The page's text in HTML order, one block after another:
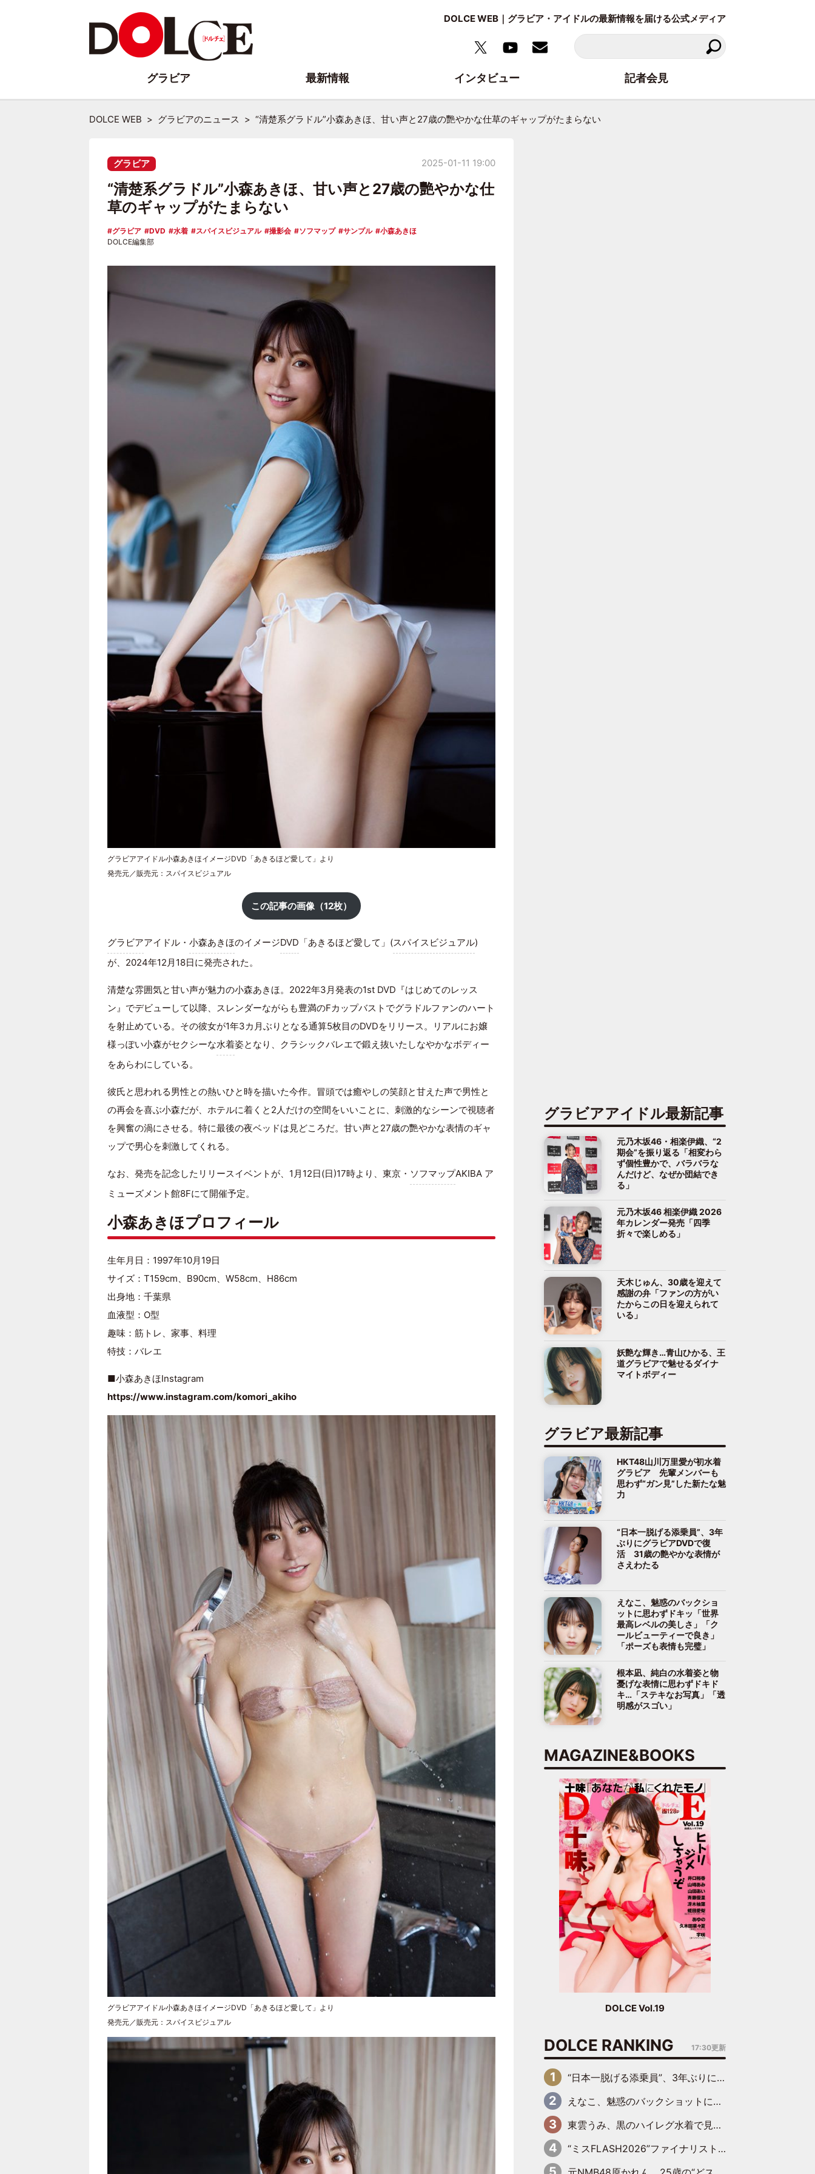
DOLCE WEB｜グラビア・アイドルの最新情報を届ける公式メディア
DOLCE WEB グラビアのニュース “清楚系グラドル”小森あきほ、甘い声と27歳の艷やかな仕草のギャップがたまらない
グラビア 2025-01-11 19:00
“清楚系グラドル”小森あきほ、甘い声と27歳の艷やかな仕
草のギャップがたまらない
グラビア DVD 水着 スパイスビジュアル 撮影会 ソフマップ サンプル
小森あきほ
DOLCE編集部
グラビアアイドル小森あきほイメージDVD「あきるほど愛して」より
発売元／販売元：スパイスビジュアル
この記事の画像（12枚）
グラビアアイドル・ 小森あきほのイメージDVD 「あきるほど愛して」(スパイスビジュアル)
が、2024年12月18日に発売された。
清楚な雰囲気と甘い声が魅力の小森あきほ。2022年3月発表の1st DVD『はじめてのレッス
ン』でデビューして以降、スレンダーながらも豊満のFカップバストでグラドルファンのハート
を射止めている。その彼女が1年3カ月ぶりとなる通算5枚目のDVDをリリース。リアルにお嬢
様っぽい小森がセクシーな水着姿となり、クラシックバレエで鍛え抜いたしなやかなボディー
をあらわにしている。
彼氏と思われる男性との熱いひと時を描いた今作。冒頭では癒やしの笑顔と甘えた声で男性と
の再会を喜ぶ小森だが、ホテルに着くと2人だけの空間をいいことに、刺激的なシーンで視聴者
を興奮の渦にさせる。特に最後の夜ベッドは見どころだ。甘い声と27歳の艷やかな表情のギャ
ップで男心を刺激してくれる。
なお、発売を記念したリリースイベントが、1月12日(日)17時より、東京・ ソフマップAKIBA ア
ミューズメント館8Fにて開催予定。
小森あきほプロフィール
生年月日：1997年10月19日
サイズ：T159cm、B90cm、W58cm、H86cm
出身地：千葉県
血液型：O型
趣味：筋トレ、家事、料理
特技：バレエ
■小森あきほInstagram
https://www.instagram.com/komori_akiho
グラビアアイドル小森あきほイメージDVD「あきるほど愛して」より
発売元／販売元：スパイスビジュアル
グラビアアイドル最新記事
元乃木坂46・相楽伊織、“2
期会”を振り返る「相変わら
ず個性豊かで、バラバラな
んだけど、なぜか団結でき
る」
元乃木坂46 相楽伊織 2026
年カレンダー発売「四季
折々で楽しめる」
天木じゅん、30歳を迎えて
感謝の弁「ファンの方がい
たからこの日を迎えられて
いる」
妖艶な輝き…青山ひかる、王
道グラビアで魅せるダイナ
マイトボディー
グラビア最新記事
HKT48山川万里愛が初水着
グラビア 先輩メンバーも
思わず“ガン見”した新たな魅
力
“日本一脱げる添乗員”、3年
ぶりにグラビアDVDで復
活 31歳の艶やかな表情が
さえわたる
えなこ、魅惑のバックショ
ットに思わずドキッ「世界
最高レベルの美しさ」「ク
ールビューティーで良き」
「ポーズも表情も完璧」
根本凪、純白の水着姿と物
憂げな表情に思わずドキド
キ…「ステキなお写真」「透
明感がスゴい」
MAGAZINE&BOOKS
DOLCE Vol.19
DOLCE RANKING 17:30更新
“日本一脱げる添乗員”、3年ぶりにグラビアDVDで復活 31歳の艶やかな表情がさえわたる
えなこ、魅惑のバックショットに思わずドキッ「世界最高レベルの美しさ」「クールビューティーで良き」「ポーズも表情も完璧」
東雲うみ、黒のハイレグ水着で見せた“わがままボディ”がたまらない「うみちゃんカワイイ」「全てがステキな女神さま」「魅力的です」
“ミスFLASH2026”ファイナリスト、ダンスで鍛え上げた健康的な美ボディー披露
グラビア 最新情報 インタビュー 記者会見